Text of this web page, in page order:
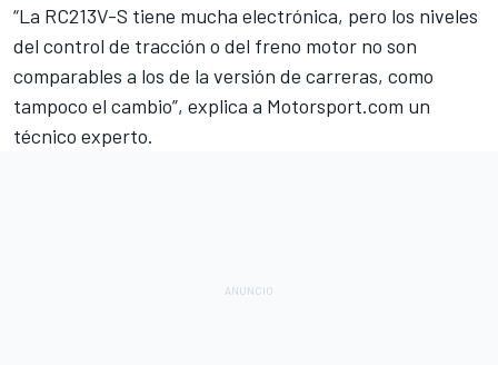
“La RC213V-S tiene mucha electrónica, pero los niveles
del control de tracción o del freno motor no son
comparables a los de la versión de carreras, como
tampoco el cambio”, explica a Motorsport.com un
técnico experto.